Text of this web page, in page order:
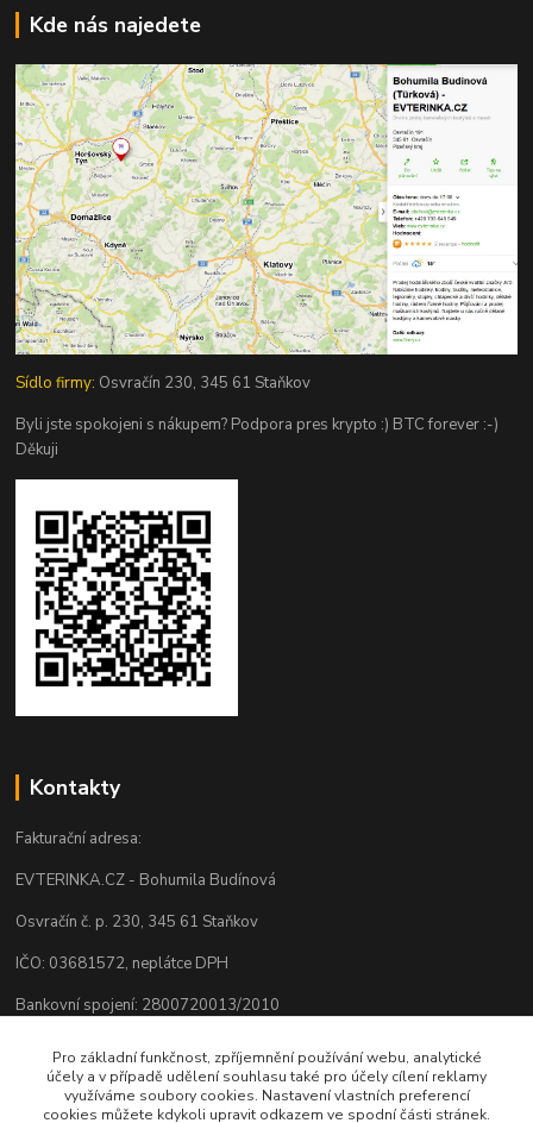
Kde nás najedete
Sídlo firmy: Osvračín 230, 345 61 Staňkov
Byli jste spokojeni s nákupem? Podpora pres krypto :) BTC forever :-)
Děkuji
Kontakty
Fakturační adresa:
EVTERINKA.CZ - Bohumila Budínová
Osvračín č. p. 230, 345 61 Staňkov
IČO: 03681572, neplátce DPH
Bankovní spojení: 2800720013/2010
Pro základní funkčnost, zpříjemnění používání webu, analytické
účely a v případě udělení souhlasu také pro účely cílení reklamy
využíváme soubory cookies. Nastavení vlastních preferencí
cookies můžete kdykoli upravit odkazem ve spodní části stránek.